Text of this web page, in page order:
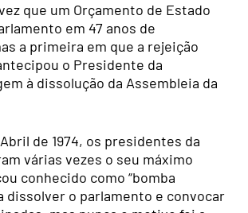
que um Orçamento de Estado
em 47 anos de
a primeira em que a rejeição
o Presidente da
à dissolução da Assembleia da
de 1974, os presidentes da
várias vezes o seu máximo
conhecido como “bomba
dissolver o parlamento e convocar